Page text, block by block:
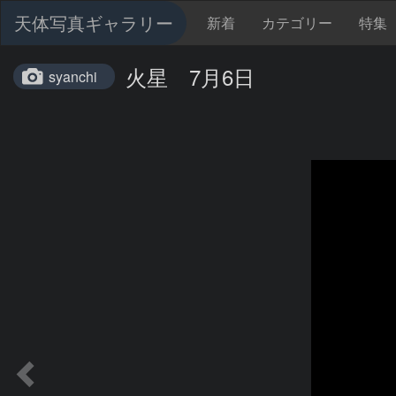
天体写真ギャラリー 新着 カテゴリー 特集
syanchi 火星 7月6日